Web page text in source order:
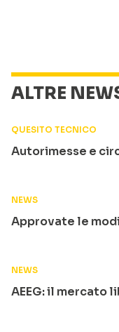
ALTRE
QUESITO TECNICO
Autorimesse e
NEWS
Approvate le
NEWS
AEEG: il mercato